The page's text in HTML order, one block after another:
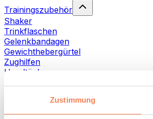
Zustimmung
Trainingszubehör
Shaker
Trinkflaschen
Gelenkbandagen
Gewichthebergürtel
Zughilfen
Handtücher